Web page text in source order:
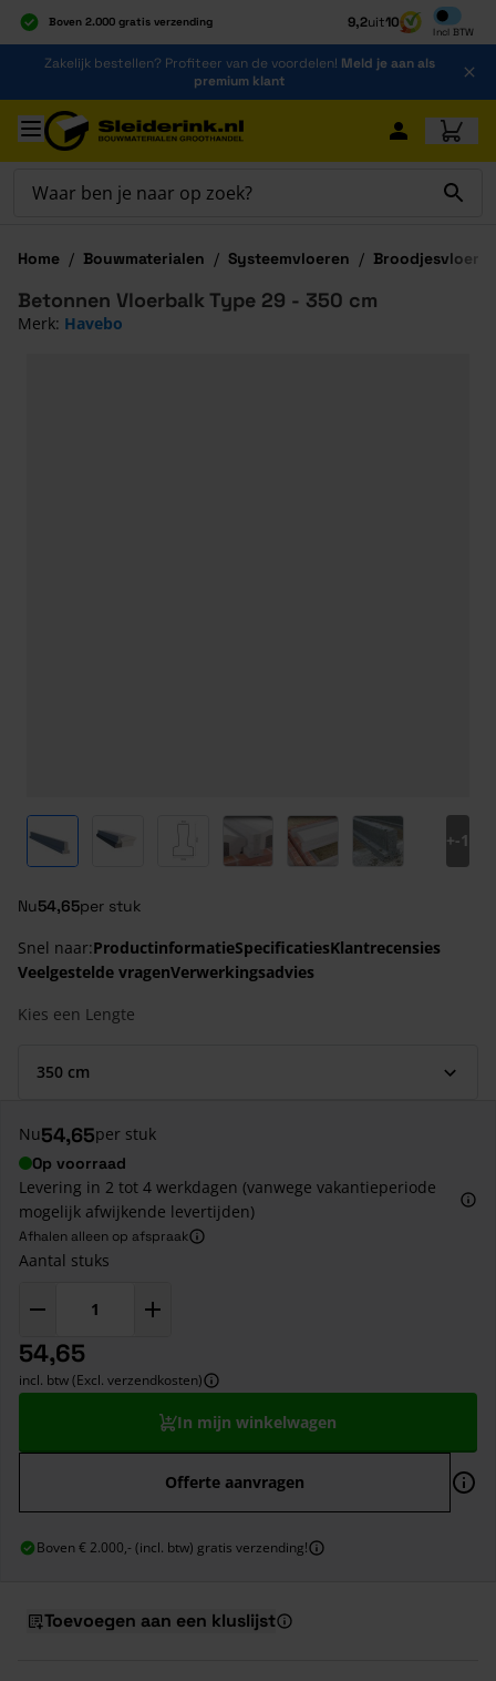
Boven 2.000 gratis verzending
Al 40 jaar dé specialist
Alles onder één dak
9,2uit10
Incl BTW
Inclusief
Ga naar de inhoud
Zakelijk bestellen? Profiteer van de voordelen! Meld je aan als
premium klant
Ga naar hoofdinhoud
Home / Bouwmaterialen / Systeemvloeren / Broodjesvloer
View larger image View larger imageView larger image
View larger image
View larger
+-1
Nu54,65per stuk
Betonnen Vloerbalk Type 29 - 350 cm
Merk: Havebo
Snel naar:ProductinformatieSpecificatiesKlantrecensies
Veelgestelde vragenVerwerkingsadvies
Kies een Lengte
Nu54,65per stuk
Op voorraad
Levering in 2 tot 4 werkdagen (vanwege vakantieperiode
mogelijk afwijkende levertijden)
Afhalen alleen op afspraak
Aantal stuks
54,65
incl. btw (Excl. verzendkosten)
In mijn winkelwagen
Offerte aanvragen
Boven € 2.000,- (incl. btw) gratis verzending!
Toevoegen aan een kluslijst